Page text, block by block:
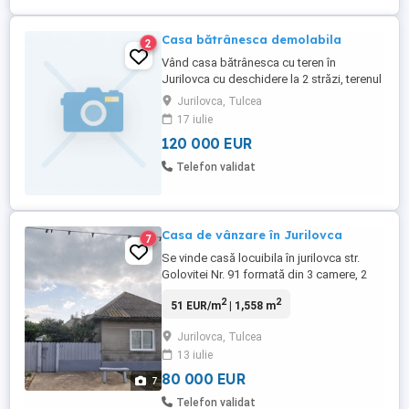
2 Casa bătrânesca demolabila
Vând casa bătrânesca cu teren în
Jurilovca cu deschidere la 2 străzi, terenul
are 2000m se afla situat lângă spital
detalii pe wathsapp la
Jurilovca, Tulcea
17 iulie
120 000 EUR
Telefon validat
7
7 Casa de vânzare în Jurilovca
Se vinde casă locuibila în jurilovca str.
Golovitei Nr. 91 formată din 3 camere, 2
depozitare lemne sau materiale. Total
construita 129 m.p Conectată la rețeaua
de apă și canalizare, electricitate. Casă
locuibila din orice moment, ...
51 EUR/m2| 1,558 m2
Jurilovca, Tulcea
13 iulie
80 000 EUR
Telefon validat